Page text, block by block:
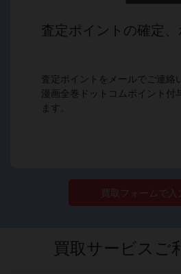
査定ポイントの確定
査定ポイントをメールでご連絡
漫画全巻ドットコムポイント付
ます。
買取フォームで入
買取サービスご